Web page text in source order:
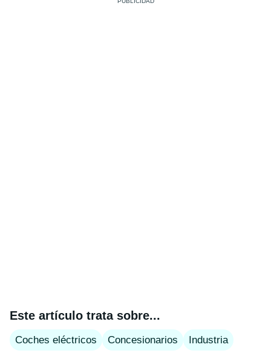
Este artículo trata sobre...
Coches eléctricos Concesionarios Industria